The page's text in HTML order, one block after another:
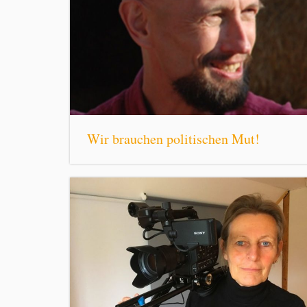
Wir brauchen politischen Mut!